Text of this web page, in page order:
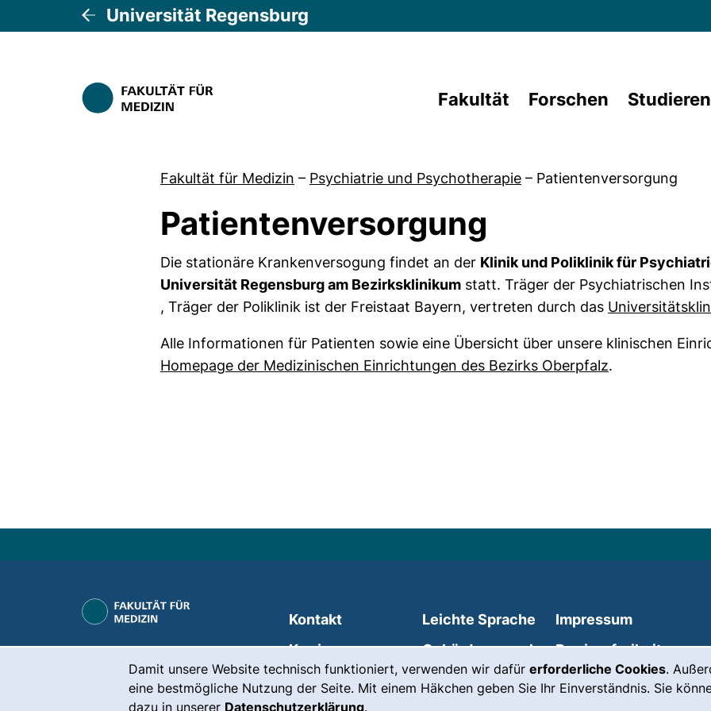
Damit unsere Website technisch funktioniert, verwenden wir dafür erforderliche Cookies.
eine bestmögliche Nutzung der Seite. Mit einem Häkchen geben Sie Ihr Einverständnis. Sie
dazu in unserer Datenschutzerklärung.
Universität Regensburg
Fakultät Forschen Studieren
Fakultät für Medizin – Psychiatrie und Psychotherapie – Patientenversorgung
Patientenversorgung
Die stationäre Krankenversogung findet an der Klinik und Poliklinik für
Universität Regensburg am Bezirksklinikum statt. Träger der Psychiatrischen
(externer Link, öffnet neues Fenster)
, Träger der Poliklinik ist der Freistaat Bayern, vertreten durch das
Alle Informationen für Patienten sowie eine Übersicht über unsere klinischen
Homepage der Medizinischen Einrichtungen des Bezirks Oberpfalz(externer Link,
.
Kontakt
Karriere
Presse
Leichte Sprache
Gebärdensprache
Notfall
(externer Link, öffnet neues
Impressum
Barrierefreiheit
Datenschutz